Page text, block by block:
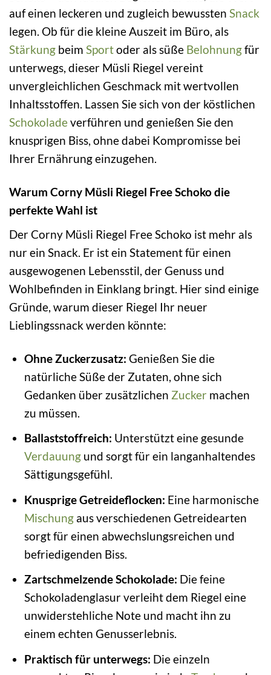
auf einen leckeren und zugleich bewussten Snack
legen. Ob für die kleine Auszeit im Büro, als
Stärkung beim Sportoder als süße Belohnungfür
unterwegs, dieser Müsli Riegel vereint
unvergleichlichen Geschmack mit wertvollen
Inhaltsstoffen. Lassen Sie sich von der köstlichen
Schokoladeverführen und genießen Sie den
knusprigen Biss, ohne dabei Kompromisse bei
Ihrer Ernährung einzugehen.
Warum Corny Müsli Riegel Free Schoko die
perfekte Wahl ist
Der Corny Müsli Riegel Free Schoko ist mehr als
nur ein Snack. Er ist ein Statement für einen
ausgewogenen Lebensstil, der Genuss und
Wohlbefinden in Einklang bringt. Hier sind einige
Gründe, warum dieser Riegel Ihr neuer
Lieblingssnack werden könnte:
Ohne Zuckerzusatz: Genießen Sie die
natürliche Süße der Zutaten, ohne sich
Gedanken über zusätzlichen Zucker machen
zu müssen.
Ballaststoffreich: Unterstützt eine gesunde
Verdauungund sorgt für ein langanhaltendes
Sättigungsgefühl.
Knusprige Getreideflocken: Eine harmonische
Mischungaus verschiedenen Getreidearten
sorgt für einen abwechslungsreichen und
befriedigenden Biss.
Zartschmelzende Schokolade: Die feine
Schokoladenglasur verleiht dem Riegel eine
unwiderstehliche Note und macht ihn zu
einem echten Genusserlebnis.
Praktisch für unterwegs: Die einzeln